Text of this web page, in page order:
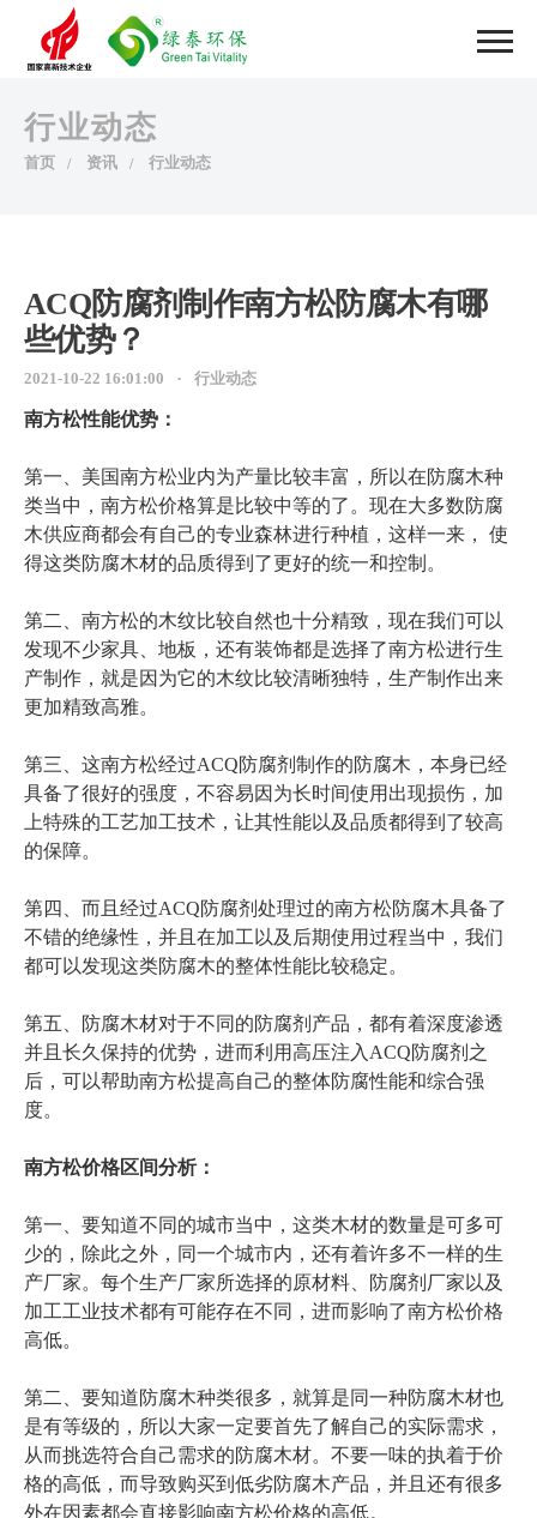
行业动态
首页 资讯 行业动态
ACQ防腐剂制作南方松防腐木有哪
些优势？
2021-10-22 16:01:00 行业动态
南方松性能优势：
第一、美国南方松业内为产量比较丰富，所以在防腐木种
类当中，南方松价格算是比较中等的了。现在大多数防腐
木供应商都会有自己的专业森林进行种植，这样一来， 使
得这类防腐木材的品质得到了更好的统一和控制。
第二、南方松的木纹比较自然也十分精致，现在我们可以
发现不少家具、地板，还有装饰都是选择了南方松进行生
产制作，就是因为它的木纹比较清晰独特，生产制作出来
更加精致高雅。
第三、这南方松经过ACQ防腐剂制作的防腐木，本身已经
具备了很好的强度，不容易因为长时间使用出现损伤，加
上特殊的工艺加工技术，让其性能以及品质都得到了较高
的保障。
第四、而且经过ACQ防腐剂处理过的南方松防腐木具备了
不错的绝缘性，并且在加工以及后期使用过程当中，我们
都可以发现这类防腐木的整体性能比较稳定。
第五、防腐木材对于不同的防腐剂产品，都有着深度渗透
并且长久保持的优势，进而利用高压注入ACQ防腐剂之
后，可以帮助南方松提高自己的整体防腐性能和综合强
度。
南方松价格区间分析：
第一、要知道不同的城市当中，这类木材的数量是可多可
少的，除此之外，同一个城市内，还有着许多不一样的生
产厂家。每个生产厂家所选择的原材料、防腐剂厂家以及
加工工业技术都有可能存在不同，进而影响了南方松价格
高低。
第二、要知道防腐木种类很多，就算是同一种防腐木材也
是有等级的，所以大家一定要首先了解自己的实际需求，
从而挑选符合自己需求的防腐木材。不要一味的执着于价
格的高低，而导致购买到低劣防腐木产品，并且还有很多
外在因素都会直接影响南方松价格的高低。